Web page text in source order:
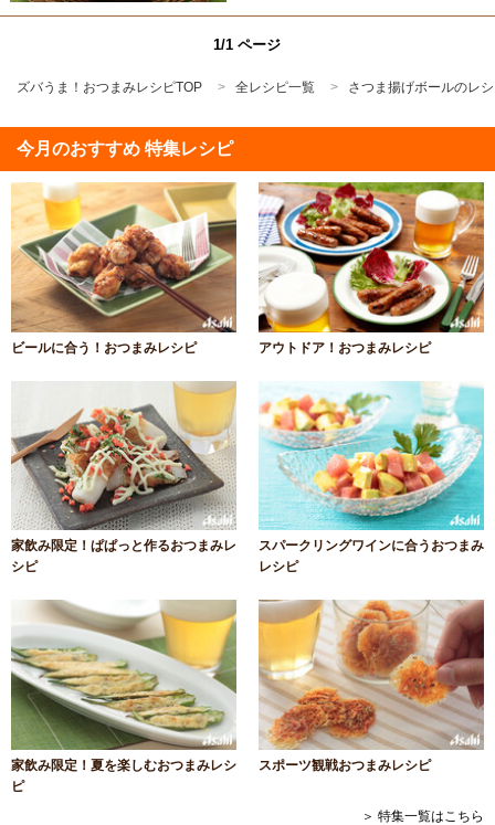
1/1 ページ
ズバうま！おつまみレシピTOP 全レシピ一覧 さつま揚げボールのレ
今月のおすすめ 特集レシピ
ビールに合う！おつまみレシピ アウトドア！おつまみレシピ
家飲み限定！ぱぱっと作るおつまみレ
シピ
スパークリングワインに合うおつまみ
レシピ
家飲み限定！夏を楽しむおつまみレシ
ピ
スポーツ観戦おつまみレシピ
＞ 特集一覧はこちら